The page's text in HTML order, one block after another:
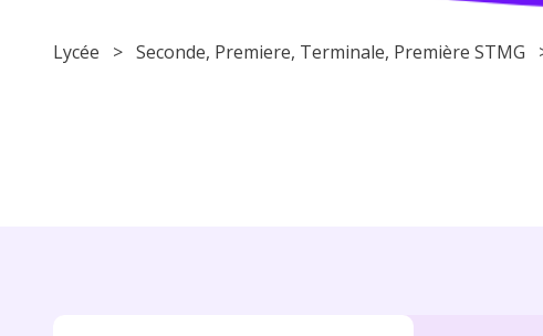
Lycée > Seconde, Premiere, Terminale, Première STMG